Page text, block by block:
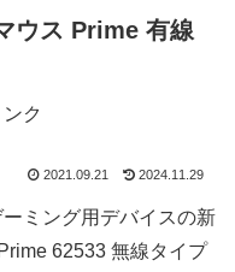
ウス Prime 有線
ク
2021.09.21 2024.11.29
ミング用デバイスの新
62533 無線タイプ